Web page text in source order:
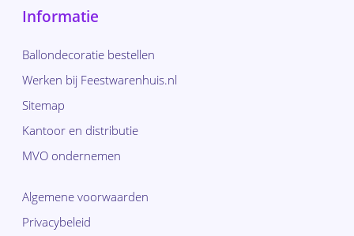
Informatie
Ballondecoratie bestellen
Werken bij Feestwarenhuis.nl
Sitemap
Kantoor en distributie
MVO ondernemen
Algemene voorwaarden
Privacybeleid